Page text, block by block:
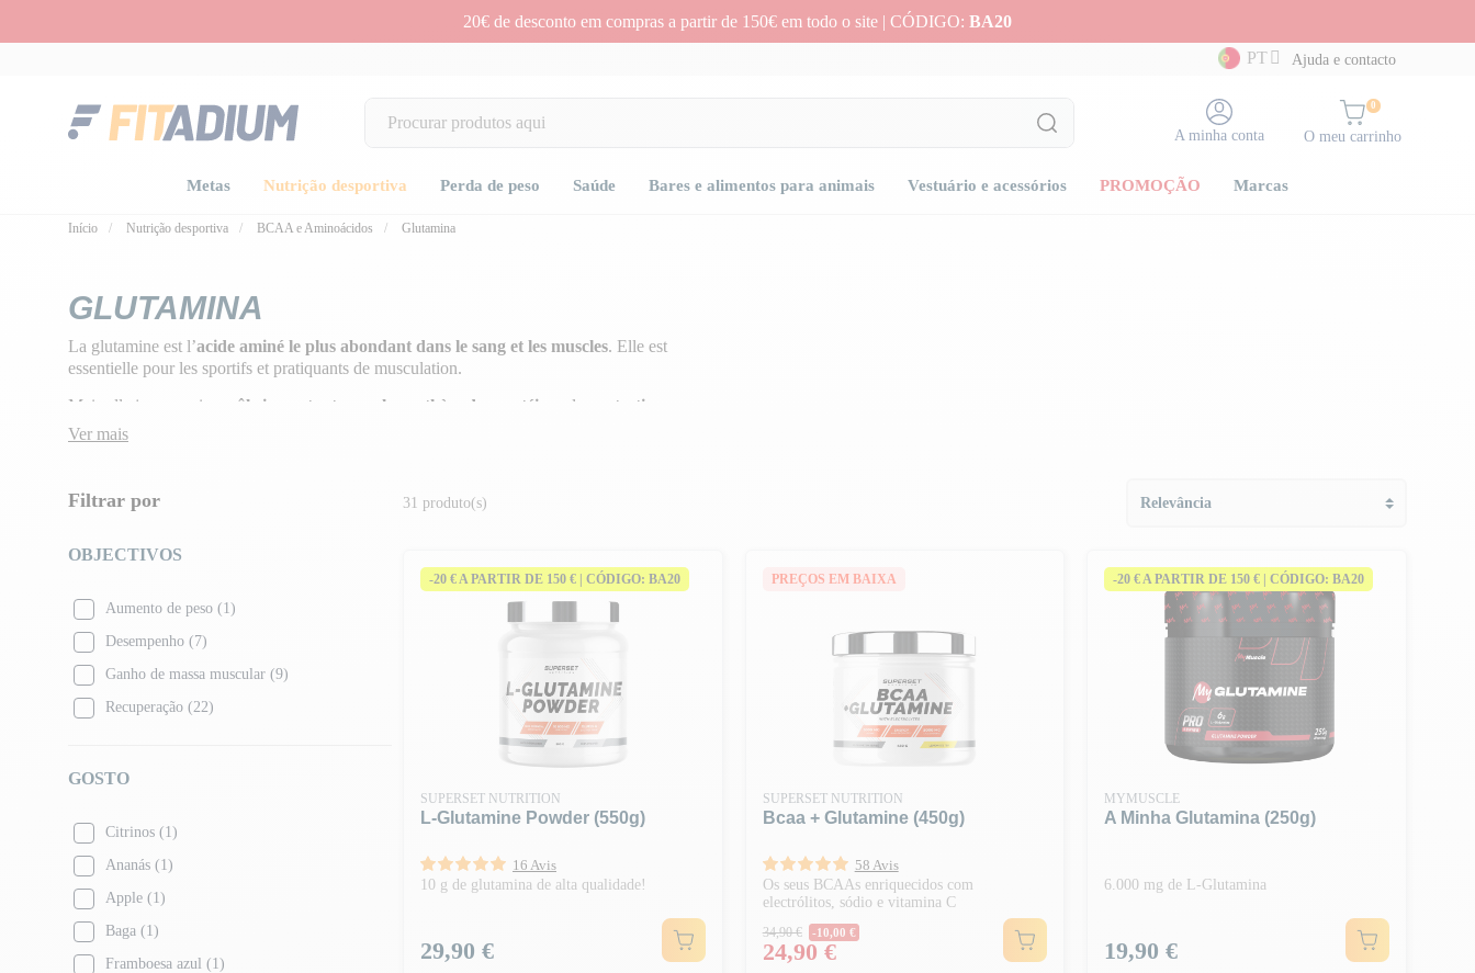
20€ de desconto em compras a partir de 150€ em todo o site | CÓDIGO: BA20
PT
Ajuda e contacto
A minha conta
0
O meu carrinho
Metas Nutrição desportiva Perda de peso Saúde Bares e alimentos para animais Vestuário e acessórios PROMOÇÃO Marcas
Início Nutrição desportiva BCAA e Aminoácidos Glutamina
GLUTAMINA
La glutamine est l’acide aminé le plus abondant dans le sang et les muscles. Elle est
essentielle pour les sportifs et pratiquants de musculation.
Mais elle joue aussi un
rôle important pour la synthèse des protéines , la
protection
immunitaire
Ver mais
Filtrar por
OBJECTIVOS
Aumento de peso (1)
Desempenho (7)
Ganho de massa muscular (9)
Recuperação (22)
GOSTO
Citrinos (1)
Ananás (1)
Apple (1)
Baga (1)
Framboesa azul (1)
31 produto(s)
-20 € A PARTIR DE 150 € | CÓDIGO: BA20
SUPERSET NUTRITION
L-Glutamine Powder (550g)
16 Avis
10 g de glutamina de alta qualidade!
Preço
29,90 €
PREÇOS EM BAIXA
SUPERSET NUTRITION
Bcaa + Glutamine (450g)
58 Avis
Os seus BCAAs enriquecidos com
electrólitos, sódio e vitamina C
Preço normal
34,90 € -10,00 €
Preço
24,90 €
-20 € A PARTIR DE 150 € | CÓDIGO: BA20
MYMUSCLE
A Minha Glutamina (250g)
6.000 mg de L-Glutamina
Preço
19,90 €